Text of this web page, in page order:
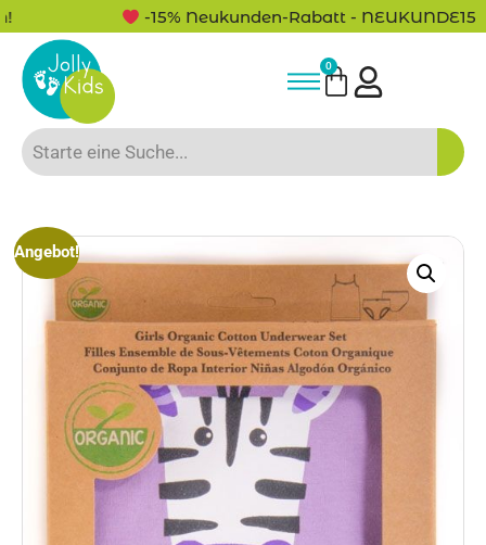
-15% Neukunden-Rabatt - NEUKUNDE15
0
Angebot!